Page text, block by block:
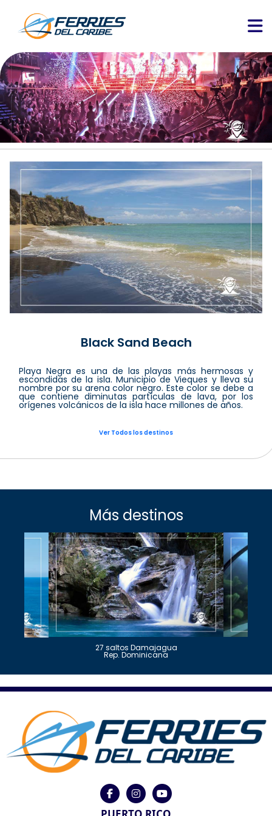
Black Sand Beach
Playa Negra es una de las playas más hermosas y
escondidas de la isla. Municipio de Vieques y lleva su
nombre por su arena color negro. Este color se debe a
que contiene diminutas partículas de lava, por los
orígenes volcánicos de la isla hace millones de años.
Ver Todos los destinos
Más destinos
27 saltos Damajagua
Rep. Dominicana